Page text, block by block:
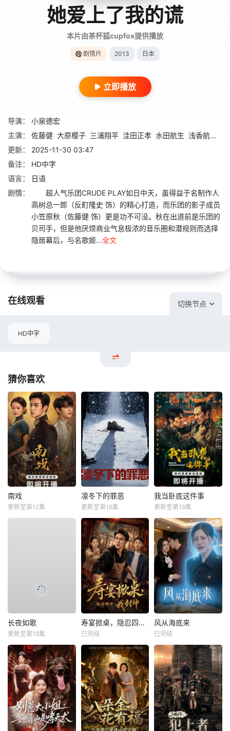
她爱上了我的谎
本片由茶杯狐cupfox提供播放
剧情片 2013 日本
立即播放
导演：
小泉德宏
主演：
佐藤健 大原樱子 三浦翔平 洼田正孝 水田航生 浅香航大
更新：
2025-11-30 03:47
备注：
HD中字
语言：
日语
剧情：
超人气乐团CRUDE PLAY如日中天，虽得益于名制作人
高树总一郎（反町隆史 饰）的精心打造，而乐团的影子成员
小笠原秋（佐藤健 饰）更是功不可没。秋在出道前是乐团的
贝司手，但是他厌烦商业气息极浓的音乐圈和潜规则而选择
隐居幕后，与名歌姬...全文
在线观看 切换节点
HD中字
猜你喜欢
南戏
更新至第12集
凛冬下的罪恶
更新至第16集
我当卧底这件事
更新至第19集
长夜如歌
更新至第18集
寿宴掀桌，隐忍四年我封神
已完结
风从海底来
已完结